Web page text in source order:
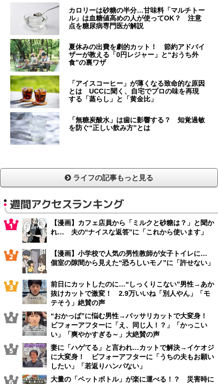
カロリーは砂糖の半分…甘味料「マルチトー
ル」は血糖値高めの人が使ってOK？ 注意
点を糖尿病専門医が解説
夏休みの出費を劇的カット！ 節約アドバイ
ザーが教える「0円レジャー」と“おうち外
食”の裏ワザ
「アイスコーヒー」が薄くなる致命的な原因
とは UCCに聞く、自宅でプロの味を再現
する「蒸らし」と「黄金比」
「無糖炭酸水」は歯に影響する？ 知覚過敏
を防ぐ“正しい飲み方”とは
ライフの記事もっと見る
週間アクセスランキング
【漫画】カフェ店員から「ミルクと砂糖は？」と聞か
れ… 夫の“ナイスな返答”に「これから使います」
【漫画】小学校で人気の男性教師が女子トイレに…
個室の隙間から見えた“恐ろしいモノ”に「許せない」
前日にカットしたのに…“しっくりこない”男性→あか
抜けカットで激変！ 2.9万いいね「別人やん」「モ
テそう」絶賛の声
“おかっぱ”に悩む男性→バッサリカットで大変身！
ビフォーアフターに「え、同じ人！？」「かっこい
い」「爽やかすぎる～」大絶賛の声
妻に「ハゲてる」と言われ…カットで解決→イケオジ
に大変身！ ビフォーアフターに「うちの夫もお願い
したい」「若返りハンパない」
大量の「ペットボトル」が楽に運べる！？ 災害時に